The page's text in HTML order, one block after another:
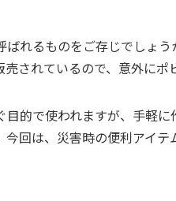
れるものをご存じでしょ
されているので、意外にポ
的で使われますが、手軽
回は、災害時の便利アイ